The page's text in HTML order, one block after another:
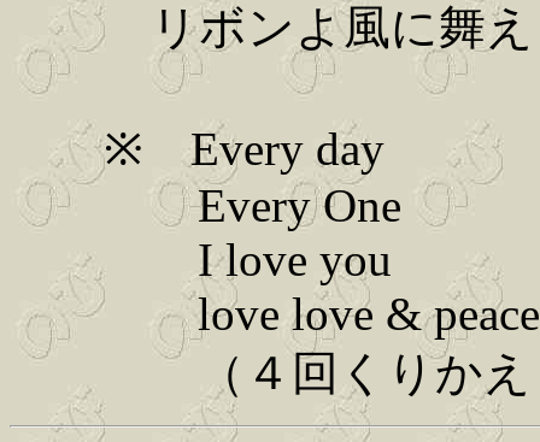
リボンよ風に舞え
※ Every day
Every One
I love you
love love & peace
（４回くりかえ